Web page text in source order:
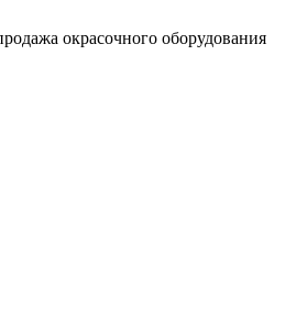
окрасочного оборудования